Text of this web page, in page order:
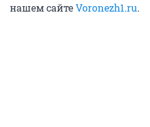
нашем сайтеVoronezh1.ru.